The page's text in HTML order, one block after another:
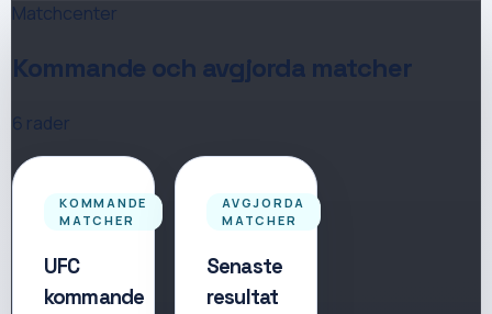
Matchcenter
Kommande och avgjorda matcher
6 rader
KOMMANDE
MATCHER
UFC
kommande
AVGJORDA
MATCHER
Senaste
resultat